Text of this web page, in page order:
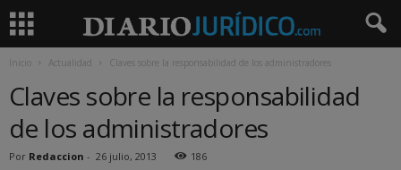
Inicio Actualidad Claves sobre la responsabilidad de los administradores
Claves sobre la responsabilidad
de los administradores
Por Redaccion - 26 julio, 2013 186